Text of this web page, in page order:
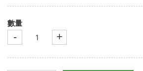
數量
- +